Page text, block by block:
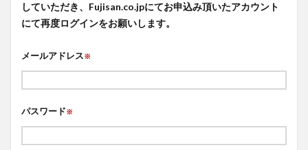
していただき、Fujisan.co.jpにてお申込み頂いたアカウント
にて再度ログインをお願いします。
メールアドレス※
パスワード※